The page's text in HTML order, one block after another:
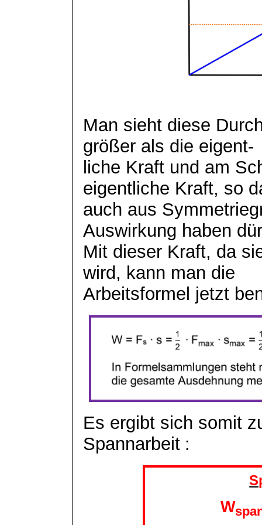
Man sieht diese
größer als die eigent-
liche Kraft und am
eigentliche Kraft, so
auch aus
Auswirkung haben
Mit dieser Kraft, da
wird, kann man die
Arbeitsformel jetzt
Es ergibt sich somit
Spannarbeit :
W